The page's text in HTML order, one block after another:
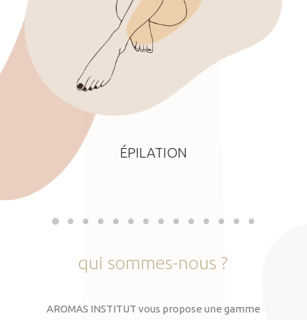
ÉPILATION
qui sommes-nous ?
AROMAS INSTITUT vous propose une gamme